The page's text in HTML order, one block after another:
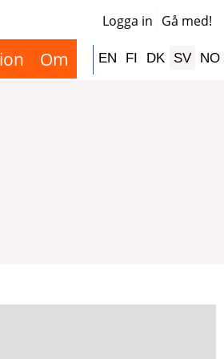
User
Logga in Gå med!
Om EN FI DK SV NO